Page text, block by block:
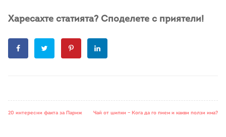
Харесахте статията? Споделете с приятели!
20 интересни факта за Париж Чай от шипки – Кога да го пием и какви ползи има?